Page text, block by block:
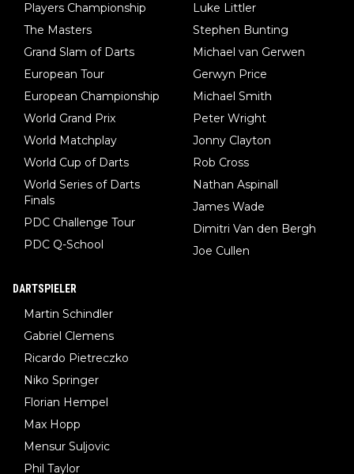
Players Championship
The Masters
Grand Slam of Darts
European Tour
European Championship
World Grand Prix
World Matchplay
World Cup of Darts
World Series of Darts
Finals
PDC Challenge Tour
PDC Q-School
Luke Littler
Stephen Bunting
Michael van Gerwen
Gerwyn Price
Michael Smith
Peter Wright
Jonny Clayton
Rob Cross
Nathan Aspinall
James Wade
Dimitri Van den Bergh
Joe Cullen
DARTSPIELER
Martin Schindler
Gabriel Clemens
Ricardo Pietreczko
Niko Springer
Florian Hempel
Max Hopp
Mensur Suljovic
Phil Taylor